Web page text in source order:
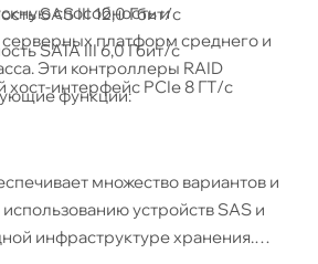
способность и
платформ среднего и
Эти контроллеры RAID
функции:
SAS III 12,0 Гбит/с
SATA III 6,0 Гбит/с
интерфейс PCIe 8 ГТ/с
множество вариантов и
устройств SAS и
инфраструктуре хранения.